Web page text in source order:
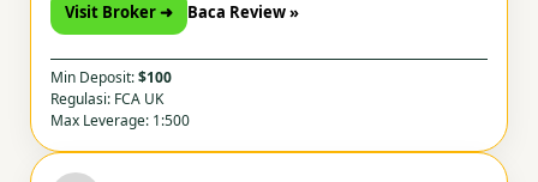
Visit Broker ➜ Baca Review »
Min Deposit:$100
Regulasi: FCA UK
Max Leverage: 1:500